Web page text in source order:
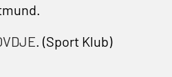
. (Sport Klub)